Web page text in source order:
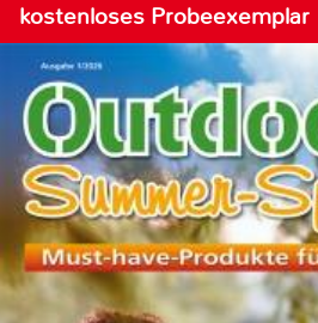
kostenloses Probeexemplar